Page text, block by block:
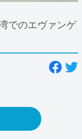
でのエヴァンゲ